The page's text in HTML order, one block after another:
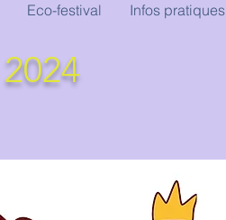
Eco-festival Infos pratiques
2024